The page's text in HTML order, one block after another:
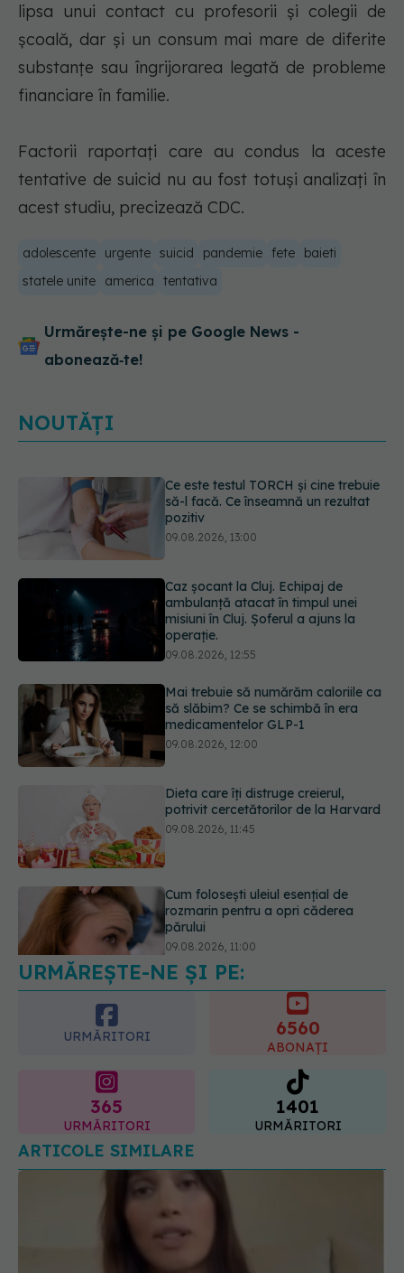
lipsa unui contact cu profesorii şi colegii de
şcoală, dar şi un consum mai mare de diferite
substanţe sau îngrijorarea legată de probleme
financiare în familie.
Factorii raportaţi care au condus la aceste
tentative de suicid nu au fost totuşi analizaţi în
acest studiu, precizează CDC.
adolescente urgente suicid pandemie fete
baieti
statele unite
america tentativa
Urmărește-ne și pe Google News -
abonează‑te!
NOUTĂȚI
Caz șocant la Cluj. Echipaj de
ambulanță atacat în timpul unei
misiuni în Cluj. Șoferul a ajuns la
operație.
Mai trebuie să numărăm caloriile ca
să slăbim? Ce se schimbă în era
medicamentelor GLP-1
09.08.2026, 12:00
Dieta care îți distruge creierul,
potrivit cercetătorilor de la Harvard
09.08.2026, 11:45
Cum folosești uleiul esențial de
rozmarin pentru a opri căderea
părului
Ce este testul TORCH și cine trebuie
să-l facă. Ce înseamnă un rezultat
pozitiv
09.08.2026, 13:00
URMĂREȘTE-NE ȘI PE:
URMĂRITORI 6560
ABONAȚI
365
URMĂRITORI
1401
URMĂRITORI
ARTICOLE SIMILARE